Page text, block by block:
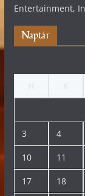
Entertainment,
Naptár
3 4
10 11
17 18